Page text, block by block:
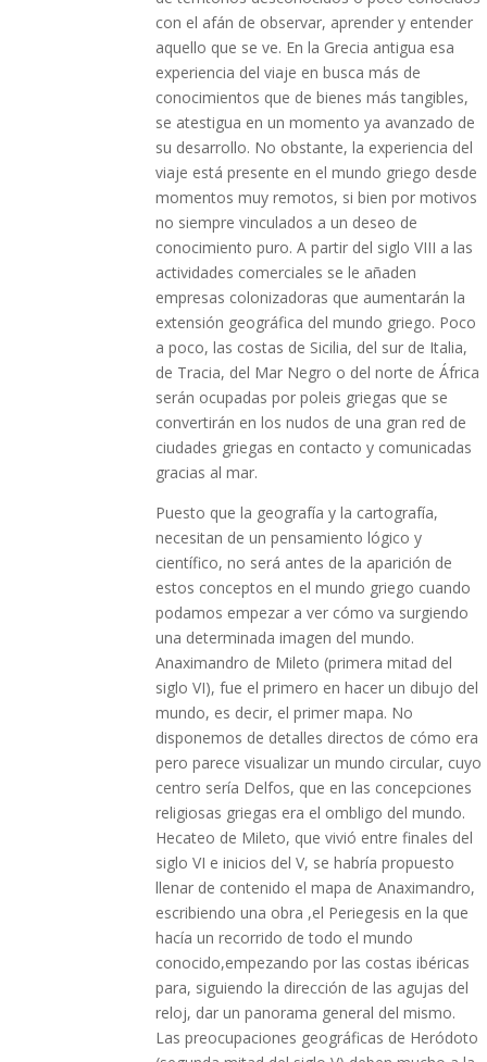
con el afán de observar, aprender y entender
aquello que se ve. En la Grecia antigua esa
experiencia del viaje en busca más de
conocimientos que de bienes más tangibles,
se atestigua en un momento ya avanzado de
su desarrollo. No obstante, la experiencia del
viaje está presente en el mundo griego desde
momentos muy remotos, si bien por motivos
no siempre vinculados a un deseo de
conocimiento puro. A partir del siglo VIII a las
actividades comerciales se le añaden
empresas colonizadoras que aumentarán la
extensión geográfica del mundo griego. Poco
a poco, las costas de Sicilia, del sur de Italia,
de Tracia, del Mar Negro o del norte de África
serán ocupadas por poleis griegas que se
convertirán en los nudos de una gran red de
ciudades griegas en contacto y comunicadas
gracias al mar.
Puesto que la geografía y la cartografía,
necesitan de un pensamiento lógico y
científico, no será antes de la aparición de
estos conceptos en el mundo griego cuando
podamos empezar a ver cómo va surgiendo
una determinada imagen del mundo.
Anaximandro de Mileto (primera mitad del
siglo VI), fue el primero en hacer un dibujo del
mundo, es decir, el primer mapa. No
disponemos de detalles directos de cómo era
pero parece visualizar un mundo circular, cuyo
centro sería Delfos, que en las concepciones
religiosas griegas era el ombligo del mundo.
Hecateo de Mileto, que vivió entre finales del
siglo VI e inicios del V, se habría propuesto
llenar de contenido el mapa de Anaximandro,
escribiendo una obra ,el Periegesis en la que
hacía un recorrido de todo el mundo
conocido,empezando por las costas ibéricas
para, siguiendo la dirección de las agujas del
reloj, dar un panorama general del mismo.
Las preocupaciones geográficas de Heródoto